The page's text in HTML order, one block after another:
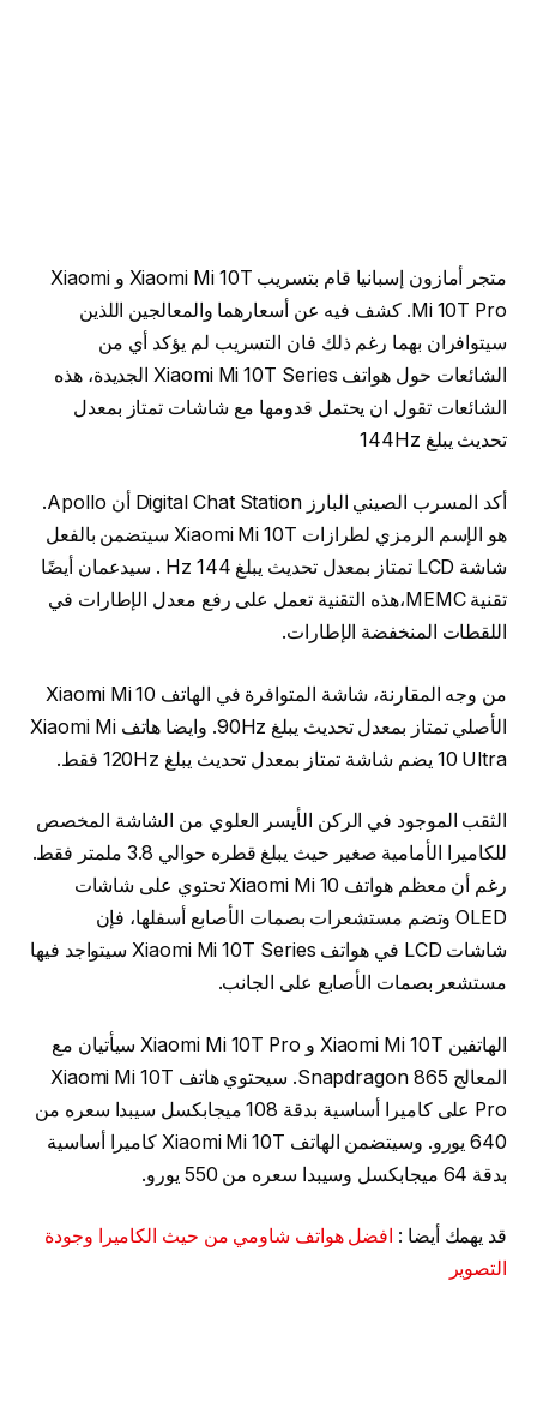
متجر أمازون إسبانيا قام بتسريب Xiaomi Mi 10T و Xiaomi
Mi 10T Pro. كشف فيه عن أسعارهما والمعالجين اللذين
سيتوافران بهما رغم ذلك فان التسريب لم يؤكد أي من
الشائعات حول هواتف Xiaomi Mi 10T Series الجديدة، هذه
الشائعات تقول ان يحتمل قدومها مع شاشات تمتاز بمعدل
تحديث يبلغ 144Hz
أكد المسرب الصيني البارز Digital Chat Station أن Apollo.
هو الإسم الرمزي لطرازات Xiaomi Mi 10T سيتضمن بالفعل
شاشة LCD تمتاز بمعدل تحديث يبلغ 144 Hz . سيدعمان أيضًا
تقنية MEMC،هذه التقنية تعمل على رفع معدل الإطارات في
اللقطات المنخفضة الإطارات.
من وجه المقارنة، شاشة المتوافرة في الهاتف Xiaomi Mi 10
الأصلي تمتاز بمعدل تحديث يبلغ 90Hz. وايضا هاتف Xiaomi Mi
10 Ultra يضم شاشة تمتاز بمعدل تحديث يبلغ 120Hz فقط.
الثقب الموجود في الركن الأيسر العلوي من الشاشة المخصص
للكاميرا الأمامية صغير حيث يبلغ قطره حوالي 3.8 ملمتر فقط.
رغم أن معظم هواتف Xiaomi Mi 10 تحتوي على شاشات
OLED وتضم مستشعرات بصمات الأصابع أسفلها، فإن
شاشات LCD في هواتف Xiaomi Mi 10T Series سيتواجد فيها
مستشعر بصمات الأصابع على الجانب.
الهاتفين Xiaomi Mi 10T و Xiaomi Mi 10T Pro سيأتيان مع
المعالج Snapdragon 865. سيحتوي هاتف Xiaomi Mi 10T
Pro على كاميرا أساسية بدقة 108 ميجابكسل سيبدا سعره من
640 يورو. وسيتضمن الهاتف Xiaomi Mi 10T كاميرا أساسية
بدقة 64 ميجابكسل وسيبدا سعره من 550 يورو.
قد يهمك أيضا : افضل هواتف شاومي من حيث الكاميرا وجودة
التصوير